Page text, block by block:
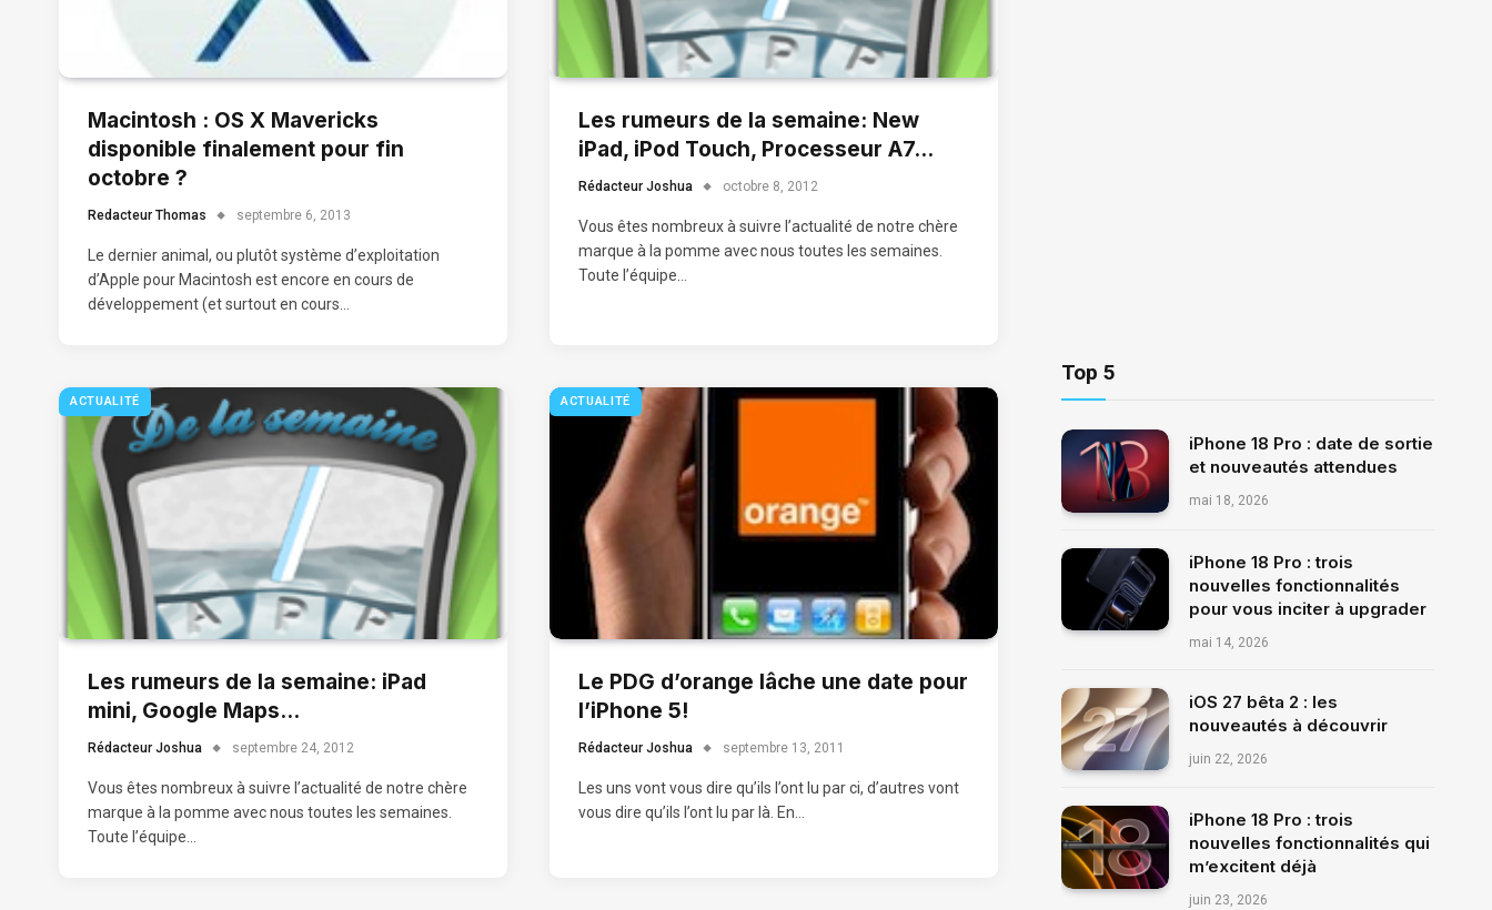
Macintosh : OS X Mavericks
disponible finalement pour fin
octobre ?
Redacteur Thomas septembre 6, 2013
Le dernier animal, ou plutôt système d’exploitation
d’Apple pour Macintosh est encore en cours de
développement (et surtout en cours…
Les rumeurs de la semaine: New
iPad, iPod Touch, Processeur A7…
Rédacteur Joshua octobre 8, 2012
Vous êtes nombreux à suivre l’actualité de notre chère
marque à la pomme avec nous toutes les semaines.
Toute l’équipe…
ACTUALITÉ
Les rumeurs de la semaine: iPad
mini, Google Maps…
Rédacteur Joshua septembre 24, 2012
Vous êtes nombreux à suivre l’actualité de notre chère
marque à la pomme avec nous toutes les semaines.
Toute l’équipe…
ACTUALITÉ
Le PDG d’orange lâche une date pour
l’iPhone 5!
Rédacteur Joshua septembre 13, 2011
Les uns vont vous dire qu’ils l’ont lu par ci, d’autres vont
vous dire qu’ils l’ont lu par là. En…
Top 5
iPhone 18 Pro : date de sortie
et nouveautés attendues
mai 18, 2026
iPhone 18 Pro : trois
nouvelles fonctionnalités
pour vous inciter à upgrader
mai 14, 2026
iOS 27 bêta 2 : les
nouveautés à découvrir
juin 22, 2026
iPhone 18 Pro : trois
nouvelles fonctionnalités qui
m’excitent déjà
juin 23, 2026